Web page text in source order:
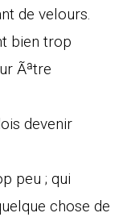
de velours.
bien trop
Ãªtre
devenir
peu ; qui
chose de